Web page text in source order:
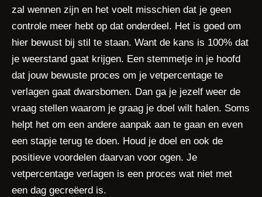
zal wennen zijn en het voelt misschien dat je geen
controle meer hebt op dat onderdeel. Het is goed om
hier bewust bij stil te staan. Want de kans is 100% dat
je weerstand gaat krijgen. Een stemmetje in je hoofd
dat jouw bewuste proces om je vetpercentage te
verlagen gaat dwarsbomen. Dan ga je jezelf weer de
vraag stellen waarom je graag je doel wilt halen. Soms
helpt het om een andere aanpak aan te gaan en even
een stapje terug te doen. Houd je doel en ook de
positieve voordelen daarvan voor ogen. Je
vetpercentage verlagen is een proces wat niet met
een dag gecreëerd is.